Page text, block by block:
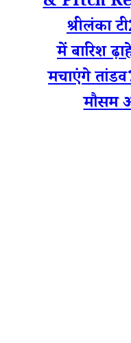
श्रीलंका
में बारिश
मचाएंगे
मौसम